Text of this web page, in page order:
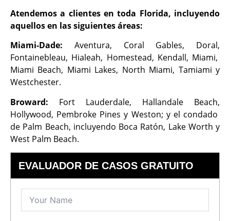
Atendemos a clientes en toda Florida, incluyendo
aquellos en las siguientes áreas:
Miami-Dade:
Aventura, Coral Gables, Doral,
Fontainebleau, Hialeah, Homestead, Kendall, Miami,
Miami Beach, Miami Lakes, North Miami, Tamiami y
Westchester.
Broward:
Fort Lauderdale, Hallandale Beach,
Hollywood, Pembroke Pines y Weston; y el condado
de Palm Beach, incluyendo Boca Ratón, Lake Worth y
West Palm Beach.
EVALUADOR DE CASOS GRATUITO